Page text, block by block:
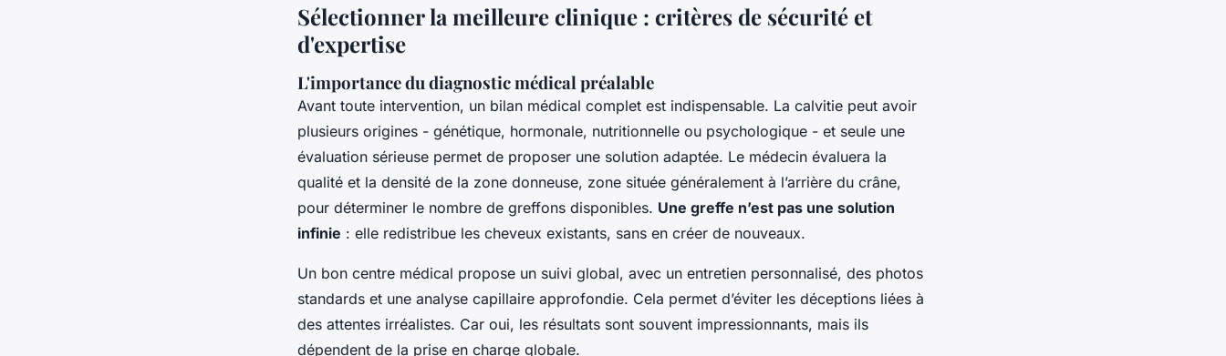
Sélectionner la meilleure clinique : critères de sécurité et
d'expertise
L'importance du diagnostic médical préalable
Avant toute intervention, un bilan médical complet est indispensable. La calvitie peut avoir
plusieurs origines - génétique, hormonale, nutritionnelle ou psychologique - et seule une
évaluation sérieuse permet de proposer une solution adaptée. Le médecin évaluera la
qualité et la densité de la zone donneuse, zone située généralement à l’arrière du crâne,
pour déterminer le nombre de greffons disponibles. Une greffe n’est pas une solution
infinie : elle redistribue les cheveux existants, sans en créer de nouveaux.
Un bon centre médical propose un suivi global, avec un entretien personnalisé, des photos
standards et une analyse capillaire approfondie. Cela permet d’éviter les déceptions liées à
des attentes irréalistes. Car oui, les résultats sont souvent impressionnants, mais ils
dépendent de la prise en charge globale.